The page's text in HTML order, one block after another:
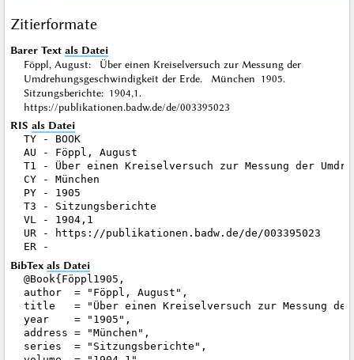
Zitierformate
Barer Text als Datei
Föppl, August: Über einen Kreiselversuch zur Messung der
Umdrehungsgeschwindigkeit der Erde. München 1905.
Sitzungsberichte: 1904,1.
https://publikationen.badw.de/de/003395023
RIS als Datei
TY - BOOK
AU - Föppl, August
T1 - Über einen Kreiselversuch zur Messung der
CY - München
PY - 1905
T3 - Sitzungsberichte
VL - 1904,1
UR - https://publikationen.badw.de/de/003395023
BibTex als Datei
@Book{Föppl1905,
author  = "Föppl, August",
title   = "Über einen Kreiselversuch zur Messung der
year    = "1905",
address = "München",
series  = "Sitzungsberichte",